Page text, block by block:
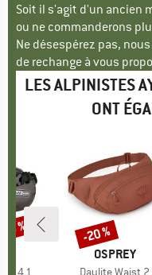
Soit il s'agit d'un ancien
ou ne commanderons
Ne désespérez pas,
de rechange à vous
LES ALPINISTES
ONT
4,1
%
MARQUE
OSPREY
Article
Daylite Waist 2
Remise
-20 %